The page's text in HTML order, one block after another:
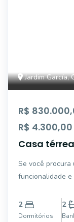
Jardim García,
R$
R$ 4.300,00
Casa
Se você procura
funcionalidade
m² de terreno e
uma planta bem
2
Dormitórios
2